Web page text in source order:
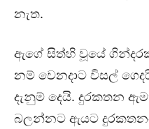
නැත.
ඇගේ සිත්හි වූයේ
නම් වෙනදාට විසල්
දැනුම් දෙයි. දුරකතන
බලන්නට ඇයට